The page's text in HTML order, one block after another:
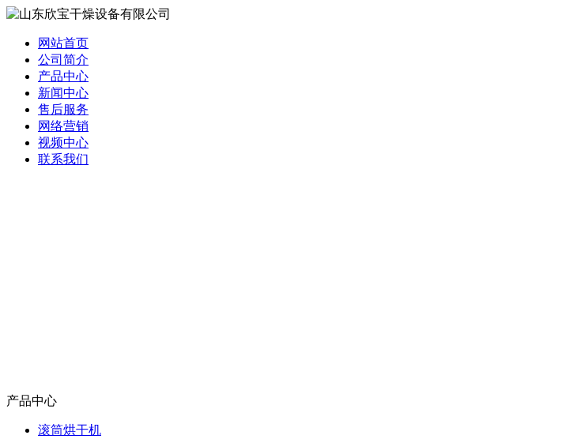
网站首页
公司简介
产品中心
新闻中心
售后服务
网络营销
视频中心
联系我们
产品中心
滚筒烘干机